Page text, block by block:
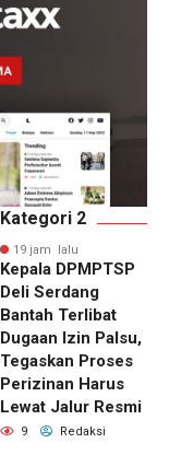
Kategori 2
19 jam lalu
Kepala DPMPTSP
Deli Serdang
Bantah Terlibat
Dugaan Izin Palsu,
Tegaskan Proses
Perizinan Harus
Lewat Jalur Resmi
9 Redaksi